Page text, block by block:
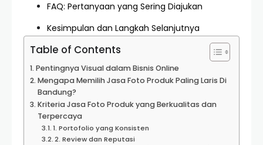
FAQ: Pertanyaan yang Sering Diajukan
Kesimpulan dan Langkah Selanjutnya
Table of Contents
Pentingnya Visual dalam Bisnis Online
Mengapa Memilih Jasa Foto Produk Paling Laris Di
Bandung?
Kriteria Jasa Foto Produk yang Berkualitas dan
Terpercaya
1. Portofolio yang Konsisten
2. Review dan Reputasi